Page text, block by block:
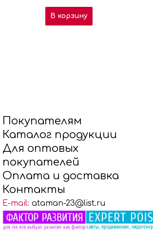
В корзину
Покупателям
Каталог продукции
Для оптовых
покупателей
Оплата и доставка
Контакты
E-mail: ataman-23@list.ru